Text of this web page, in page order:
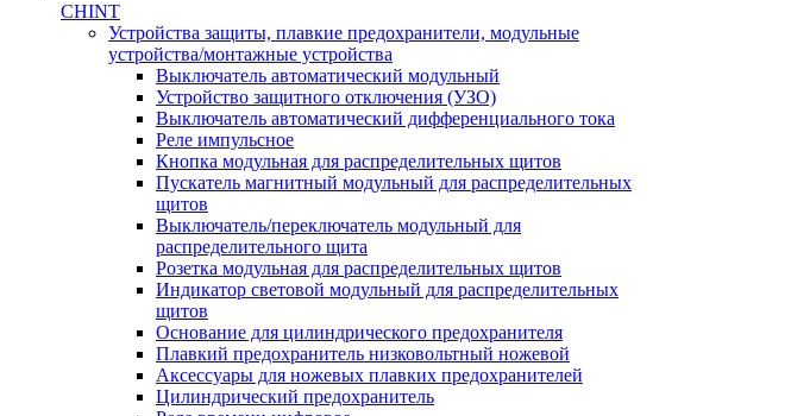
CHINT
Устройства защиты, плавкие предохранители, модульные
устройства/монтажные устройства
Выключатель автоматический модульный
Устройство защитного отключения (УЗО)
Выключатель автоматический дифференциального тока
Реле импульсное
Кнопка модульная для распределительных щитов
Пускатель магнитный модульный для распределительных
щитов
Выключатель/переключатель модульный для
распределительного щита
Розетка модульная для распределительных щитов
Индикатор световой модульный для распределительных
щитов
Основание для цилиндрического предохранителя
Плавкий предохранитель низковольтный ножевой
Аксессуары для ножевых плавких предохранителей
Цилиндрический предохранитель